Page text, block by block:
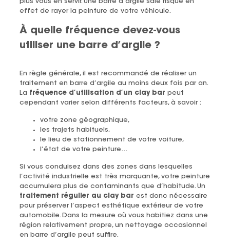
effet de rayer la peinture de votre véhicule.
À quelle fréquence devez-vous
utiliser une barre d’argile ?
En règle générale, il est recommandé de réaliser un
traitement en barre d’argile au moins deux fois par an.
La fréquence d’utilisation d’un clay bar peut
cependant varier selon différents facteurs, à savoir :
votre zone géographique,
les trajets habituels,
le lieu de stationnement de votre voiture,
l’état de votre peinture…
Si vous conduisez dans des zones dans lesquelles
l’activité industrielle est très marquante, votre peinture
accumulera plus de contaminants que d’habitude. Un
traitement régulier au clay bar est donc nécessaire
pour préserver l’aspect esthétique extérieur de votre
automobile. Dans la mesure où vous habitiez dans une
région relativement propre, un nettoyage occasionnel
en barre d’argile peut suffire.